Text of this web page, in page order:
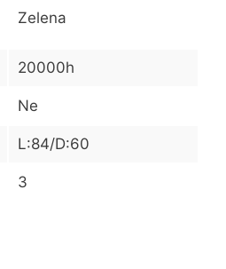
Zelena
20000h
Ne
L:84/D:60
3